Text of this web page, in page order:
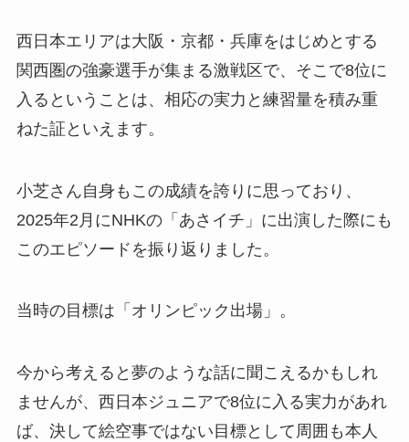
西日本エリアは大阪・京都・兵庫をはじめとする
関西圏の強豪選手が集まる激戦区で、そこで8位に
入るということは、相応の実力と練習量を積み重
ねた証といえます。
小芝さん自身もこの成績を誇りに思っており、
2025年2月にNHKの「あさイチ」に出演した際にも
このエピソードを振り返りました。
当時の目標は「オリンピック出場」。
今から考えると夢のような話に聞こえるかもしれ
ませんが、西日本ジュニアで8位に入る実力があれ
ば、決して絵空事ではない目標として周囲も本人